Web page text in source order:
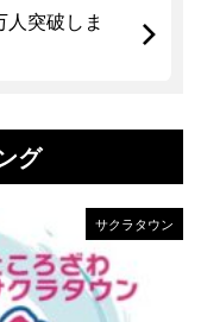
突破しま
グ
サクラタウン